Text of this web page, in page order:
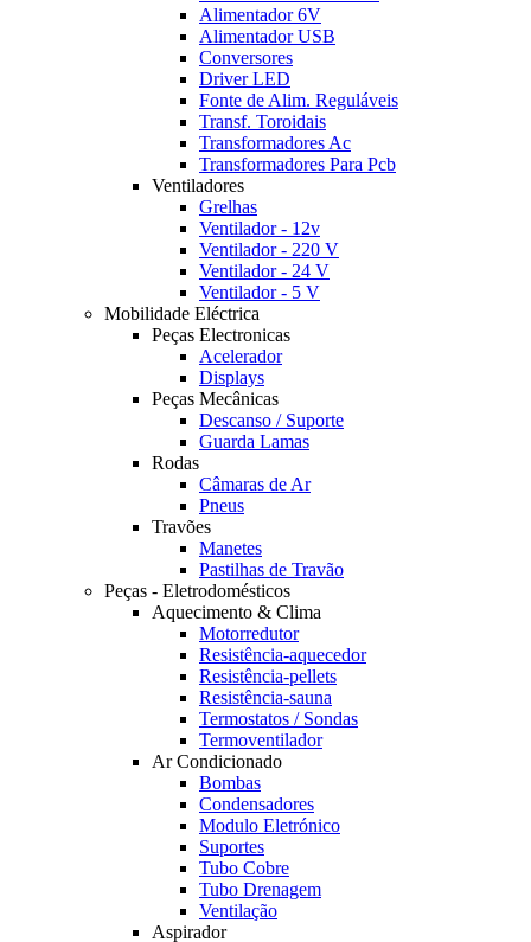
Alimentador 6V
Alimentador USB
Conversores
Driver LED
Fonte de Alim. Reguláveis
Transf. Toroidais
Transformadores Ac
Transformadores Para Pcb
Ventiladores
Grelhas
Ventilador - 12v
Ventilador - 220 V
Ventilador - 24 V
Ventilador - 5 V
Mobilidade Eléctrica
Peças Electronicas
Acelerador
Displays
Peças Mecânicas
Descanso / Suporte
Guarda Lamas
Rodas
Câmaras de Ar
Pneus
Travões
Manetes
Pastilhas de Travão
Peças - Eletrodomésticos
Aquecimento & Clima
Motorredutor
Resistência-aquecedor
Resistência-pellets
Resistência-sauna
Termostatos / Sondas
Termoventilador
Ar Condicionado
Bombas
Condensadores
Modulo Eletrónico
Suportes
Tubo Cobre
Tubo Drenagem
Ventilação
Aspirador